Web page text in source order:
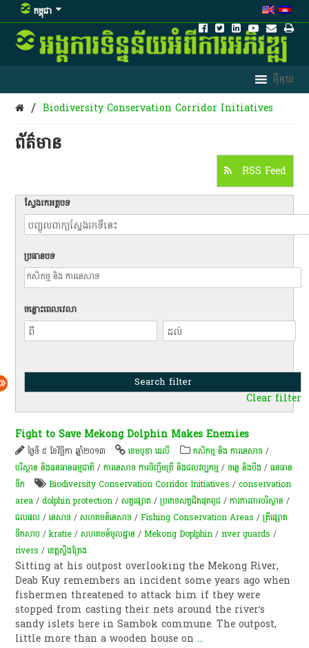
កម្ពុជា
/ Biodiversity Conservation Corridor Initiatives
ព័ត៌មាន​
RSS Feed
ស្វែងរកអត្ថបទ
ប្រធានបទ
ចន្លោះពេលវេលា
Clear filter
Fight to Save Mekong Dolphin Makes Enemies
ថ្ងៃទី ៥ ខែវិច្ឆិកា ឆ្នាំ២០១៣ ខេមបូឌា ដេលី កសិកម្ម​ និង​ ការ​នេ​សាទ​ /
បរិស្ថាន និងធនធានធម្មជាតិ /ការនេសាទ ការចិញ្ចឹមត្រី និងជលវប្បកម្ម /ទន្លេ និងបឹង /​ធនធាន​
ទឹក​
Biodiversity Conservation Corridor Initiatives /conservation
area /dolphin protection /សត្វ​ផ្សោត /ប្រភេទសត្វជិតផុតពូជ /​ការការពារ​បរិស្ថាន /
ជលផល /នេសាទ /សហ​គមន៍​នេ​សាទ /Fishing Conservation Areas /​ត្រី​​ផ្សោត​
ទឹកសាប /kratie /សហគមន៍មូលដ្ឋាន /Mekong Doplphin /river guards /
rivers /ខេត្តស្ទឹងត្រែង
Sitting at his outpost overlooking the Mekong River,
Deab Kuy remembers an incident some years ago when
fishermen threatened to attack him if they were
stopped from casting their nets around the river’s
sandy islets here in Sambok commune. The outpost,
little more than a wooden house on...